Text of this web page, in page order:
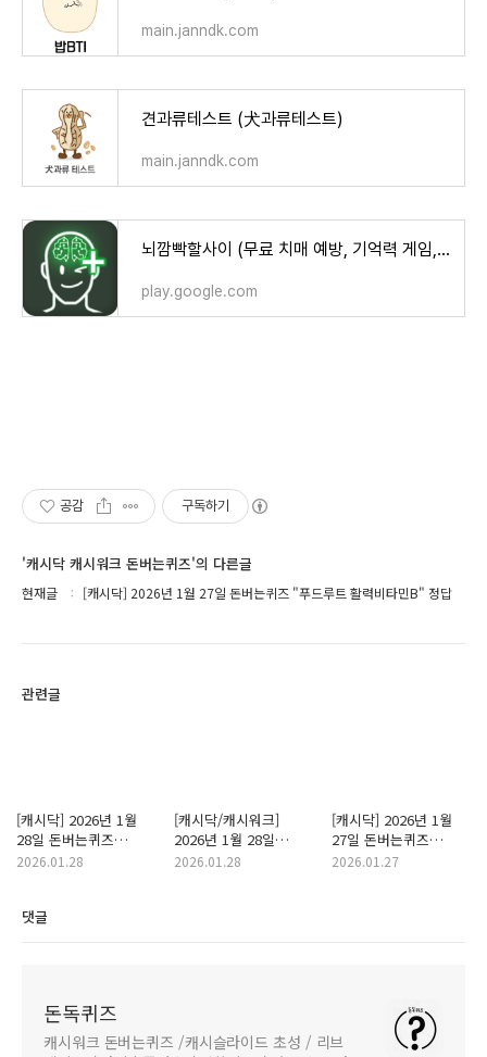
main.janndk.com
견과류테스트 (犬과류테스트)
main.janndk.com
뇌깜빡할사이 (무료 치매 예방, 기억력 게임, 뇌훈련) - Google Play 앱
play.google.com
공감 구독하기
'캐시닥 캐시워크 돈버는퀴즈'의 다른글
현재글 [캐시닥] 2026년 1월 27일 돈버는퀴즈 "푸드루트 활력비타민B" 정답
관련글
[캐시닥] 2026년 1월
28일 돈버는퀴즈
"푸드루트 활력 비타민"
2026.01.28
[캐시닥/캐시워크]
2026년 1월 28일
돈버는퀴즈 "소휘ㅠ"
2026.01.28
[캐시닥] 2026년 1월
27일 돈버는퀴즈
"G라이브 갤럭시북"
2026.01.27
댓글
돈독퀴즈
캐시워크 돈버는퀴즈 /캐시슬라이드 초성 / 리브